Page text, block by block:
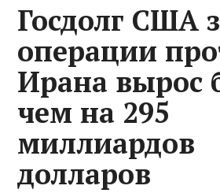
Госдолг США
операции
Ирана вырос
чем на 295
миллиардов
долларов